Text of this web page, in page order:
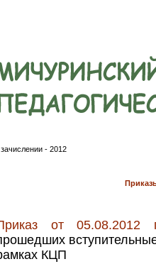
- 2012
от
КЦП